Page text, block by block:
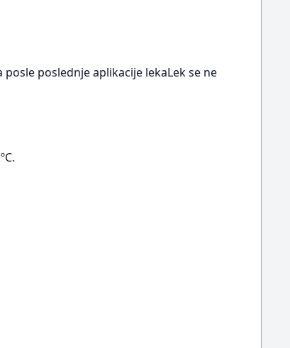
poslednje aplikacije lekaLek se ne